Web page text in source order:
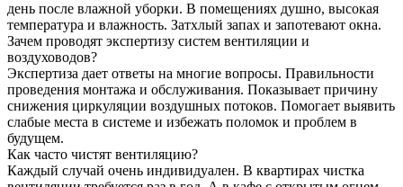
день после влажной уборки. В помещениях душно, высокая
температура и влажность. Затхлый запах и запотевают окна.
Зачем проводят экспертизу систем вентиляции и
воздуховодов?
Экспертиза дает ответы на многие вопросы. Правильности
проведения монтажа и обслуживания. Показывает причину
снижения циркуляции воздушных потоков. Помогает выявить
слабые места в системе и избежать поломок и проблем в
будущем.
Как часто чистят вентиляцию?
Каждый случай очень индивидуален. В квартирах чистка